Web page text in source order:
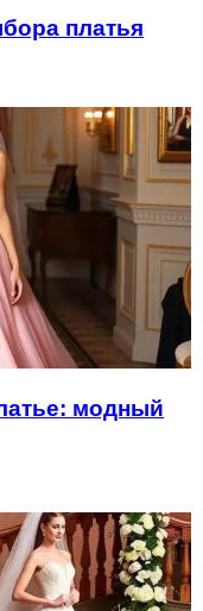
платья
модный